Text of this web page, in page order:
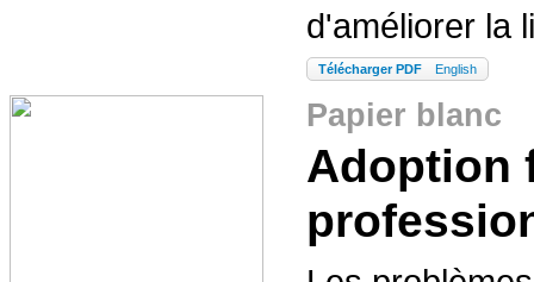
d'améliorer la
Télécharger PDF English
Papier blanc
Adoption